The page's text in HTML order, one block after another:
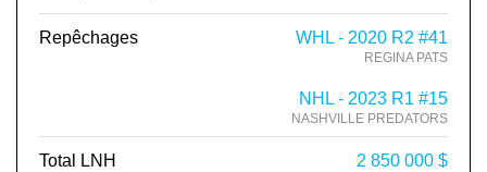
Repêchages WHL - 2020 R2 #41
REGINA PATS
NHL - 2023 R1 #15
NASHVILLE PREDATORS
Total LNH 2 850 000 $